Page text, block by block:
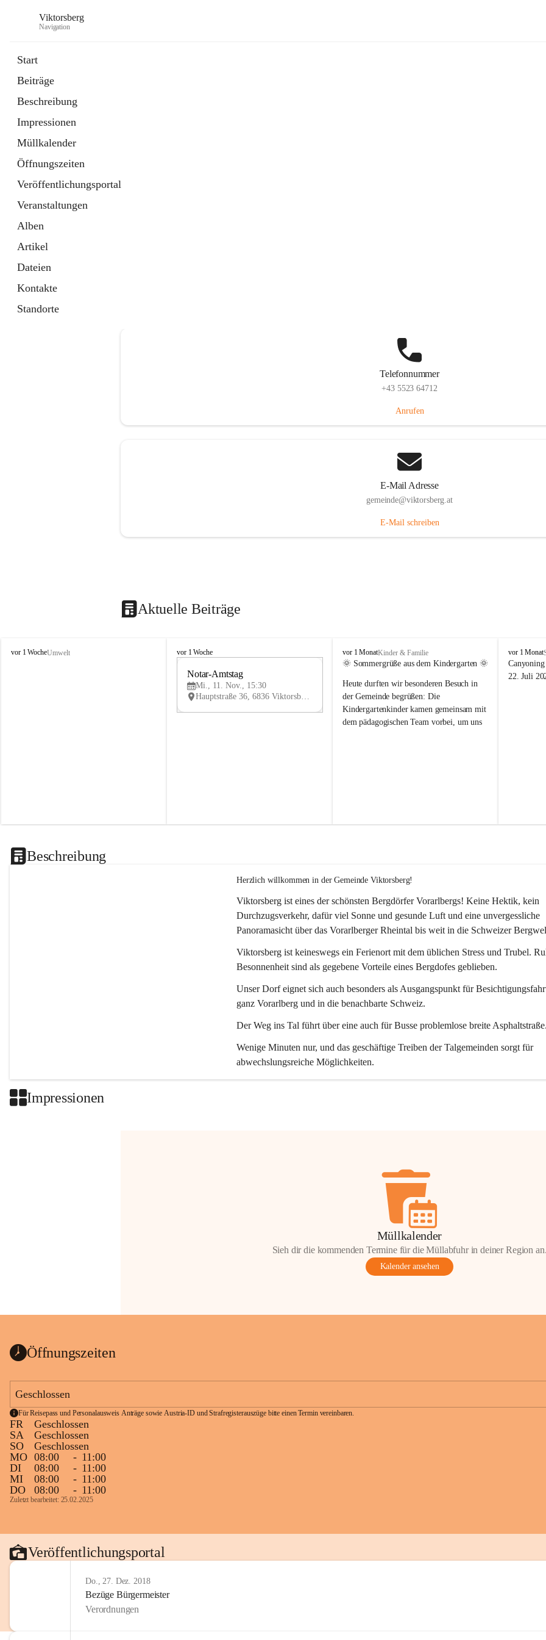
Viktorsberg
Navigation
Start
Beiträge
Beschreibung
Impressionen
Müllkalender
Öffnungszeiten
Veröffentlichungsportal
Veranstaltungen
Alben
Artikel
Dateien
Kontakte
Standorte
Telefonnummer
+43 5523 64712
Anrufen
E-Mail Adresse
gemeinde@viktorsberg.at
E-Mail schreiben
Aktuelle Beiträge
V
vor 1 WocheUmwelt
V
vor 1 Woche
V
Notar-Amtstag
Mi., 11. Nov., 15:30
Hauptstraße 36, 6836 Viktorsberg, AUT
V
i
t
o
r
s
vor 1 MonatKinder & Familie
🌞 Sommergrüße aus dem Kindergarten 🌞
Heute durften wir besonderen Besuch in
der Gemeinde begrüßen: Die
Kindergartenkinder kamen gemeinsam mit
dem pädagogischen Team vorbei, um uns
V
i
k
vor 1 Monat
22. Juli
Beschreibung
Herzlich willkommen in der Gemeinde Viktorsberg!
Viktorsberg ist eines der schönsten Bergdörfer Vorarlbergs! Keine Hektik, kein
Durchzugsverkehr, dafür viel Sonne und gesunde Luft und eine unvergessliche
Panoramasicht über das Vorarlberger Rheintal bis weit in die Schweizer
Viktorsberg ist keineswegs ein Ferienort mit dem üblichen Stress und Trubel.
Besonnenheit sind als gegebene Vorteile eines Bergdofes geblieben.
Unser Dorf eignet sich auch besonders als Ausgangspunkt für
ganz Vorarlberg und in die benachbarte Schweiz.
Der Weg ins Tal führt über eine auch für Busse problemlose breite
Wenige Minuten nur, und das geschäftige Treiben der Talgemeinden sorgt für
abwechslungsreiche Möglichkeiten.
Impressionen
Müllkalender
Sieh dir die kommenden Termine für die Müllabfuhr in deiner Region
Kalender ansehen
Öffnungszeiten
Geschlossen
Für Reisepass und Personalausweis Anträge sowie Austria-ID und Strafregisterauszüge bitte einen Termin vereinbaren.
FR
Geschlossen
SA
Geschlossen
SO
Geschlossen
MO 08:00 - 11:00
DI
08:00 - 11:00
MI
08:00 - 11:00
DO
08:00 - 11:00
Zuletzt bearbeitet: 25.02.2025
Veröffentlichungsportal
Do., 27. Dez. 2018
Bezüge Bürgermeister
Verordnungen